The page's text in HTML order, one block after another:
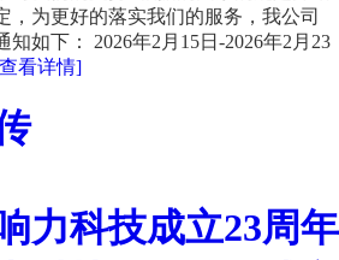
，为更好的落实我们的服务，我公司
知如下： 2026年2月15日-2026年2月23
看详情]
力科技成立23周年